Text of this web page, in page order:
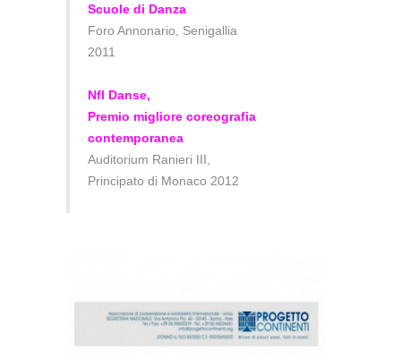
Scuole di Danza
Foro Annonario, Senigallia
2011
Nfl Danse,
Premio migliore coreografia
contemporanea
Auditorium Ranieri III,
Principato di Monaco 2012